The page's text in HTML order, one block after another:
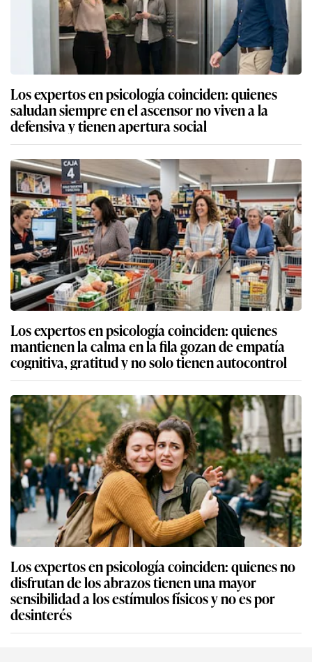
Los expertos en psicología coinciden: quienes
saludan siempre en el ascensor no viven a la
defensiva y tienen apertura social
Los expertos en psicología coinciden: quienes
mantienen la calma en la fila gozan de empatía
cognitiva, gratitud y no solo tienen autocontrol
Los expertos en psicología coinciden: quienes no
disfrutan de los abrazos tienen una mayor
sensibilidad a los estímulos físicos y no es por
desinterés